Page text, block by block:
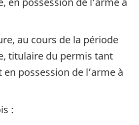
au cours de la période
titulaire du permis tant
en possession de l’arme à
: